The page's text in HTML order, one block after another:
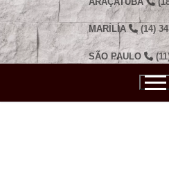
MARÍLIA (14)
SÃO PAULO